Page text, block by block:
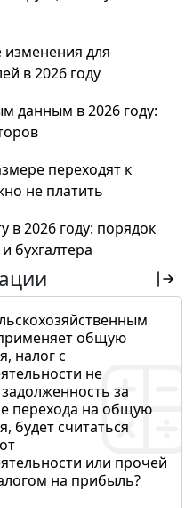
для
в 2026 году
данным в 2026 году:
переходят к
не платить
в 2026 году: порядок
бухгалтера
общую
налог с
не
за
перехода на общую
будет считаться
или прочей
на прибыль?